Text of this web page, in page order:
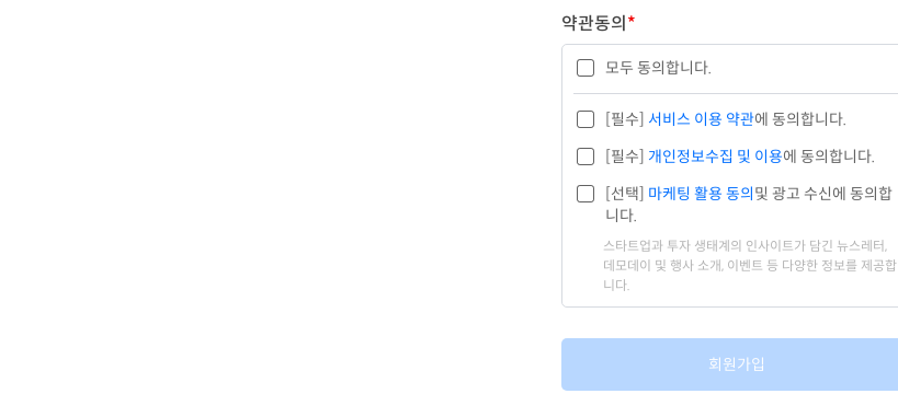
약관동의 *
모두 동의합니다.
[필수] 서비스 이용 약관에 동의합니다.
[필수] 개인정보수집 및 이용에 동의합니다.
[선택] 마케팅 활용 동의및 광고 수신에 동의합
니다.
스타트업과 투자 생태계의 인사이트가 담긴 뉴스레터,
데모데이 및 행사 소개, 이벤트 등 다양한 정보를 제공합
니다.
회원가입